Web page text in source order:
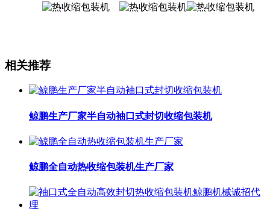
相关推荐
鲸鹏生产厂家半自动袖口式封切收缩包装机
鲸鹏全自动热收缩包装机生产厂家